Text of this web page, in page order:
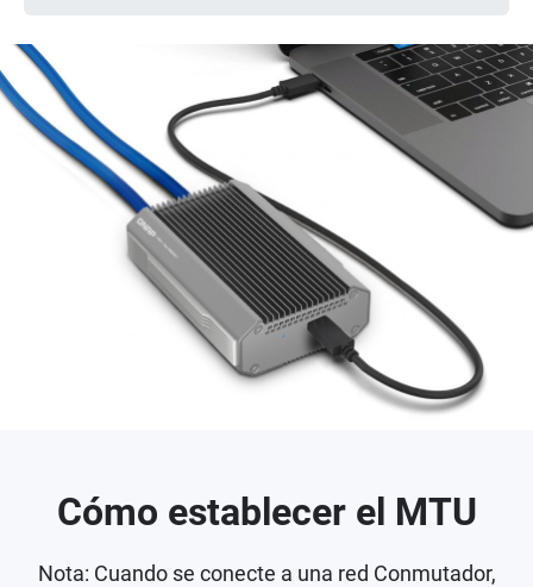
Cómo establecer el MTU
Nota: Cuando se conecte a una red Conmutador,